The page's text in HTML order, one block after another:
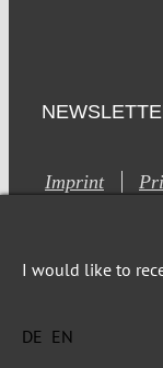
Imprint
I would like to
DE EN